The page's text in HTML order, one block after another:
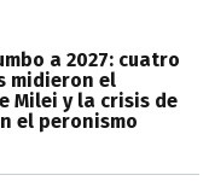
a 2027: cuatro
midieron el
Milei y la crisis de
el peronismo